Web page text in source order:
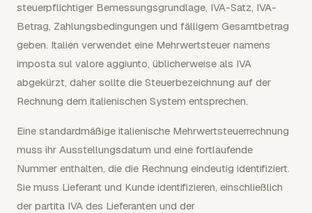
steuerpflichtiger Bemessungsgrundlage, IVA-Satz, IVA-
Betrag, Zahlungsbedingungen und fälligem Gesamtbetrag
geben. Italien verwendet eine Mehrwertsteuer namens
imposta sul valore aggiunto, üblicherweise als IVA
abgekürzt, daher sollte die Steuerbezeichnung auf der
Rechnung dem italienischen System entsprechen.
Eine standardmäßige italienische Mehrwertsteuerrechnung
muss ihr Ausstellungsdatum und eine fortlaufende
Nummer enthalten, die die Rechnung eindeutig identifiziert.
Sie muss Lieferant und Kunde identifizieren, einschließlich
der partita IVA des Lieferanten und der